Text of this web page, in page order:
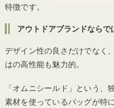
特徴です。
アウトドアブランドならで
デザイン性の良さだけでなく
はの高性能も魅力的。
「オムニシールド」という、
素材を使っているバッグが特